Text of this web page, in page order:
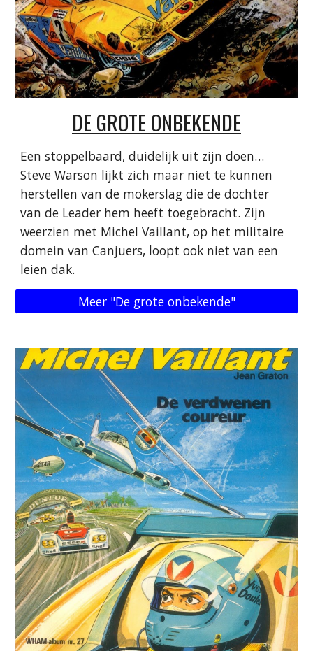
DE GROTE ONBEKENDE
Een stoppelbaard, duidelijk uit zijn doen…
Steve Warson lijkt zich maar niet te kunnen
herstellen van de mokerslag die de dochter
van de Leader hem heeft toegebracht. Zijn
weerzien met Michel Vaillant, op het militaire
domein van Canjuers, loopt ook niet van een
leien dak.
Meer "De grote onbekende"